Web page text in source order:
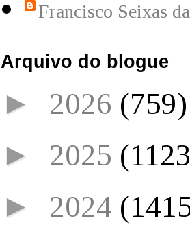
Francisco Seixas
Arquivo do blogue
► 2026 (759)
► 2025
► 2024